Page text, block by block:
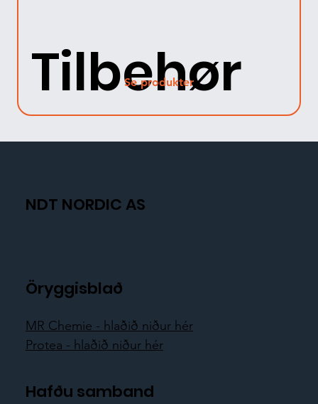
Tilbehør
Se produkter
NDT NORDIC AS
Öryggisblað
MR Chemie - hlaðið niður hér
Protea - hlaðið niður hér
Hafðu samband